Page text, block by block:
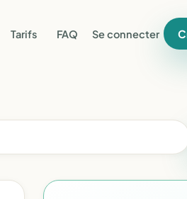
Tarifs FAQ Se connecter